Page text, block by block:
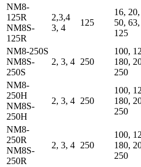
NM8-
125R
NM8S-
125R
2,3,4
3, 4
125
16,
50,
125
NM8-250S
NM8S-
250S
2, 3, 4 250
100,
180,
250
NM8-
250H
NM8S-
250H
2, 3, 4 250
100,
180,
250
NM8-
250R
NM8S-
250R
2, 3, 4 250
100,
180,
250